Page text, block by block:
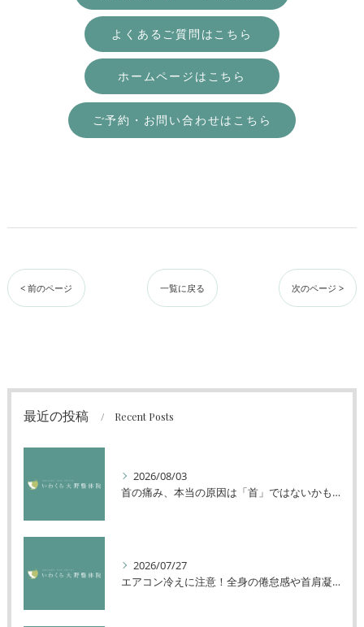
よくあるご質問はこちら
ホームページはこちら
ご予約・お問い合わせはこちら
< 前のページ 一覧に戻る 次のページ >
最近の投稿 Recent Posts
2026/08/03
首の痛み、本当の原因は「首」ではないかもしれません
2026/07/27
エアコン冷えに注意！全身の倦怠感や首肩凝りを解消する方法